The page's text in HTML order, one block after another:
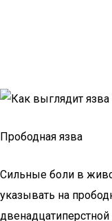
Прободная язва
Сильные боли в
указывать на